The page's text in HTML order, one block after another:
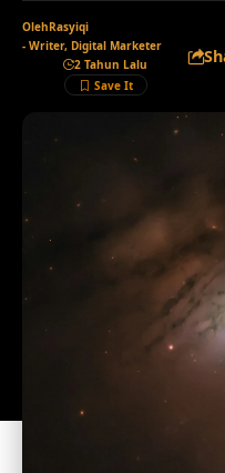
OlehRasyiqi
- Writer, Digital Marketer
2 Tahun Lalu